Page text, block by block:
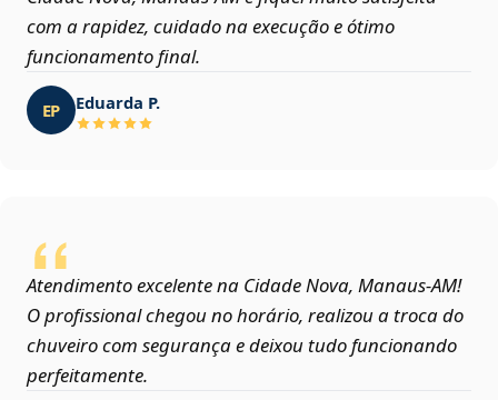
com a rapidez, cuidado na execução e ótimo
funcionamento final.
EP Eduarda P.
Atendimento excelente na Cidade Nova, Manaus‑AM!
O profissional chegou no horário, realizou a troca do
chuveiro com segurança e deixou tudo funcionando
perfeitamente.